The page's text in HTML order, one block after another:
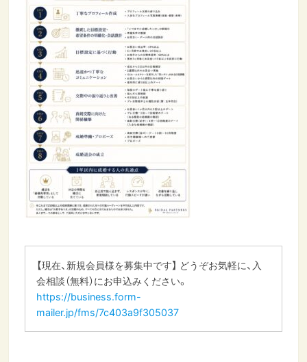
【現在、新規会員様を募集中です】 どうぞお気軽に、入
会相談（無料）にお申込みください。
https://business.form-
mailer.jp/fms/7c403a9f305037